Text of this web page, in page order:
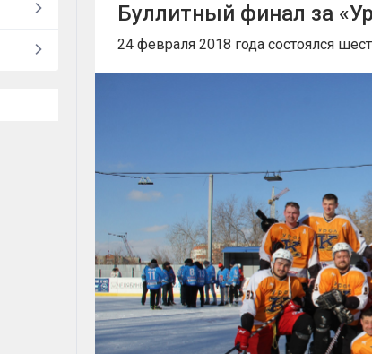
Буллитный финал за
24 февраля 2018 года состоялся